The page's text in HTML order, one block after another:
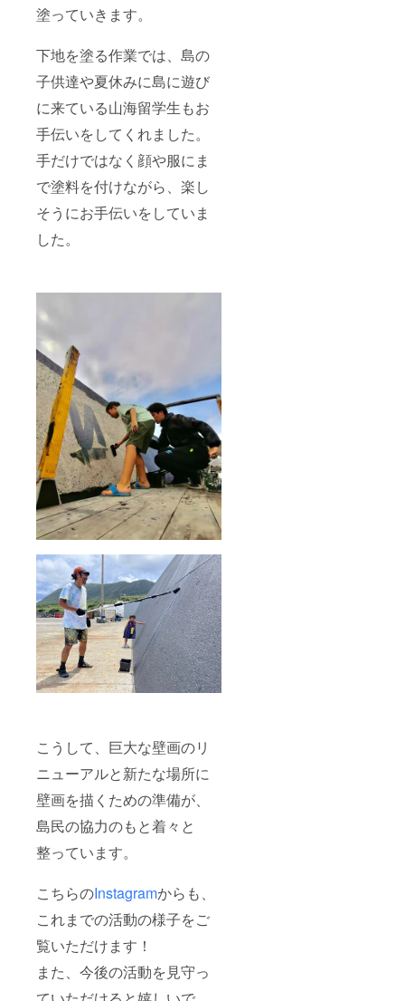
塗っていきます。
下地を塗る作業では、島の
子供達や夏休みに島に遊び
に来ている山海留学生もお
手伝いをしてくれました。
手だけではなく顔や服にま
で塗料を付けながら、楽し
そうにお手伝いをしていま
した。
こうして、巨大な壁画のリ
ニューアルと新たな場所に
壁画を描くための準備が、
島民の協力のもと着々と
整っています。
こちらのInstagramからも、
これまでの活動の様子をご
覧いただけます！
また、今後の活動を見守っ